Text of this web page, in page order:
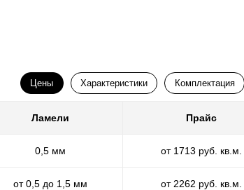
Цены Характеристики Комплектация
Ламели Прайс
0,5 мм от 1713 руб. кв.м.
от 0,5 до 1,5 мм от 2262 руб. кв.м.